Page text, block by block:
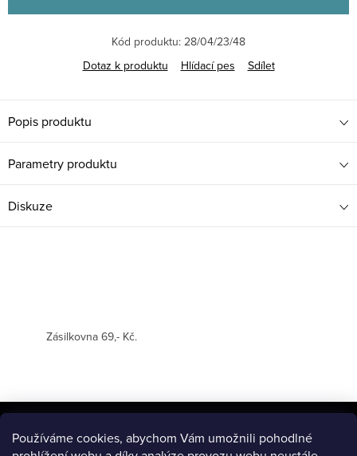
Používáme cookies, abychom Vám umožnili pohodlné
Kód produktu: 28/04/23/48
Dotaz k produktu
Hlídací pes Sdílet
Popis produktu
Parametry produktu
Diskuze
Zásilkovna 69,- Kč.
Z